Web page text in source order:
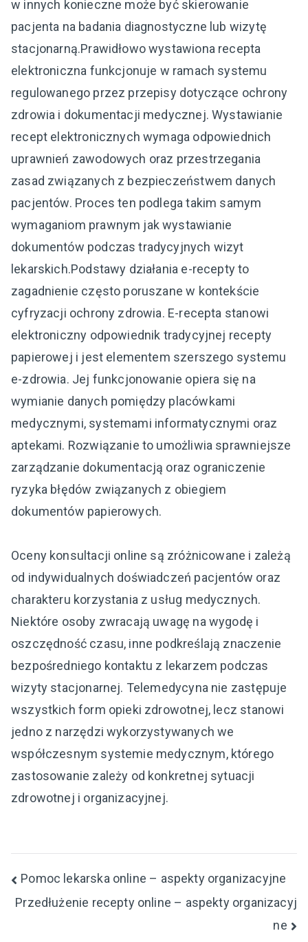
w innych konieczne może być skierowanie
pacjenta na badania diagnostyczne lub wizytę
stacjonarną.Prawidłowo wystawiona recepta
elektroniczna funkcjonuje w ramach systemu
regulowanego przez przepisy dotyczące ochrony
zdrowia i dokumentacji medycznej. Wystawianie
recept elektronicznych wymaga odpowiednich
uprawnień zawodowych oraz przestrzegania
zasad związanych z bezpieczeństwem danych
pacjentów. Proces ten podlega takim samym
wymaganiom prawnym jak wystawianie
dokumentów podczas tradycyjnych wizyt
lekarskich.Podstawy działania e-recepty to
zagadnienie często poruszane w kontekście
cyfryzacji ochrony zdrowia. E-recepta stanowi
elektroniczny odpowiednik tradycyjnej recepty
papierowej i jest elementem szerszego systemu
e-zdrowia. Jej funkcjonowanie opiera się na
wymianie danych pomiędzy placówkami
medycznymi, systemami informatycznymi oraz
aptekami. Rozwiązanie to umożliwia sprawniejsze
zarządzanie dokumentacją oraz ograniczenie
ryzyka błędów związanych z obiegiem
dokumentów papierowych.
Oceny konsultacji online są zróżnicowane i zależą
od indywidualnych doświadczeń pacjentów oraz
charakteru korzystania z usług medycznych.
Niektóre osoby zwracają uwagę na wygodę i
oszczędność czasu, inne podkreślają znaczenie
bezpośredniego kontaktu z lekarzem podczas
wizyty stacjonarnej. Telemedycyna nie zastępuje
wszystkich form opieki zdrowotnej, lecz stanowi
jedno z narzędzi wykorzystywanych we
współczesnym systemie medycznym, którego
zastosowanie zależy od konkretnej sytuacji
zdrowotnej i organizacyjnej.
Nawigacja
wpisu
Pomoc lekarska online – aspekty organizacyjne
Przedłużenie recepty online – aspekty organizacyj
ne